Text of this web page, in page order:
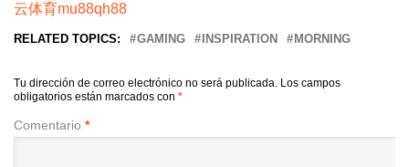
云体育mu88qh88
RELATED TOPICS: GAMING INSPIRATION MORNING
Tu dirección de correo electrónico no será publicada. Los campos
obligatorios están marcados con *
Comentario *